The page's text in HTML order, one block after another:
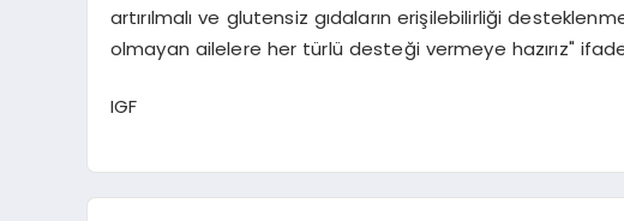
artırılmalı ve glutensiz gıdaların erişilebilirliği
olmayan ailelere her türlü desteği vermeye hazırız"
IGF